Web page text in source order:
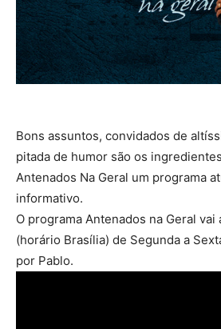
Bons assuntos, convidados de
pitada de humor são os
Antenados Na Geral um programa
informativo.
O programa Antenados na Geral vai
(horário Brasília) de Segunda a
por Pablo.